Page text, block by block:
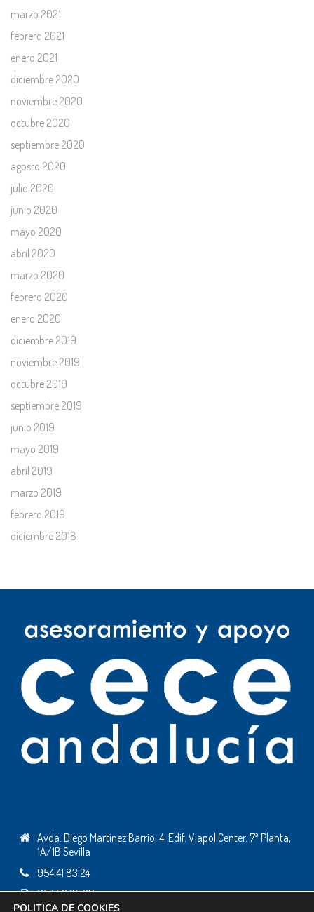
marzo 2021
febrero 2021
enero 2021
diciembre 2020
noviembre 2020
octubre 2020
septiembre 2020
agosto 2020
julio 2020
junio 2020
mayo 2020
abril 2020
marzo 2020
febrero 2020
enero 2020
diciembre 2019
noviembre 2019
octubre 2019
septiembre 2019
junio 2019
mayo 2019
abril 2019
marzo 2019
febrero 2019
diciembre 2018
Avda. Diego Martínez Barrio, 4. Edif. Viapol Center. 7ª Planta,
1A/1B Sevilla
954 41 83 24
954 53 25 37
POLITICA DE COOKIES